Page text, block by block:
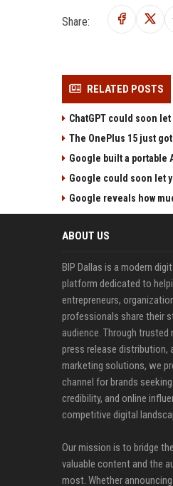
Share:
RELATED POSTS
ChatGPT could soon
The OnePlus 15 just
Google built a portable
Google could soon let
Google reveals how
ABOUT US
BIP Dallas is a modern
platform dedicated to
entrepreneurs,
professionals share their
audience. Through trusted
press release distribution,
marketing solutions, we
channel for brands
credibility, and online
competitive digital
Our mission is to bridge
valuable content and the
most. Whether